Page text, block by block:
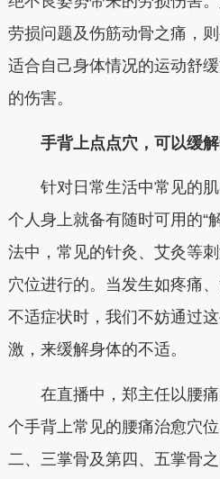
劳损问题及伤筋动骨之痛，
适合自己身体情况的运动舒
的伤害。
手背上点点穴，可以缓
针对日常生活中常见的肌
个人身上就备有随时可用的
法中，常见的针灸、艾灸等
穴位进行的。当发生如疼痛
不适症状时，我们不妨通过
激，来缓解身体的不适。
在直播中，郑主任以腰痛
个手背上常见的腰痛治愈穴
二、三掌骨及第四、五掌骨